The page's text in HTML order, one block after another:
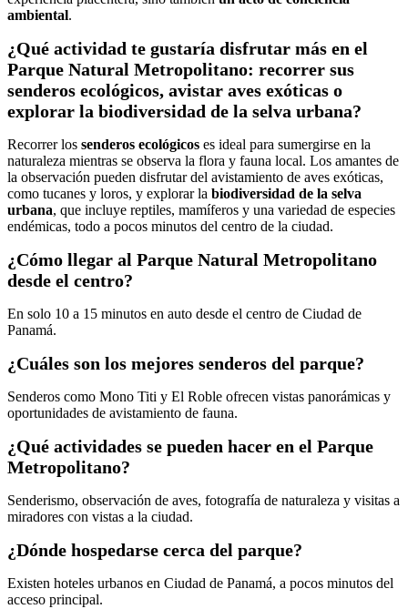
ambiental.
¿Qué actividad te gustaría disfrutar más en el
Parque Natural Metropolitano: recorrer sus
senderos ecológicos, avistar aves exóticas o
explorar la biodiversidad de la selva urbana?
Recorrer los senderos ecológicos es ideal para sumergirse en la
naturaleza mientras se observa la flora y fauna local. Los amantes de
la observación pueden disfrutar del avistamiento de aves exóticas,
como tucanes y loros, y explorar la biodiversidad de la selva
urbana, que incluye reptiles, mamíferos y una variedad de especies
endémicas, todo a pocos minutos del centro de la ciudad.
¿Cómo llegar al Parque Natural Metropolitano
desde el centro?
En solo 10 a 15 minutos en auto desde el centro de Ciudad de
Panamá.
¿Cuáles son los mejores senderos del parque?
Senderos como Mono Titi y El Roble ofrecen vistas panorámicas y
oportunidades de avistamiento de fauna.
¿Qué actividades se pueden hacer en el Parque
Metropolitano?
Senderismo, observación de aves, fotografía de naturaleza y visitas a
miradores con vistas a la ciudad.
¿Dónde hospedarse cerca del parque?
Existen hoteles urbanos en Ciudad de Panamá, a pocos minutos del
acceso principal.